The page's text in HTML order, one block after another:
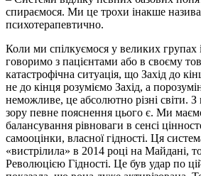
спираємося. Ми це трохи інакше
психотерапевтично.
Коли ми спілкуємося у великих групах
говоримо з пацієнтами або в своєму
катастрофічна ситуація, що Захід до
не до кінця розуміємо Захід, а
неможливе, це абсолютно різні світи. З
зору певне пояснення цього є. Ми
балансування рівноваги в сенсі
самооцінки, власної гідності. Ця
«вистрілила» в 2014 році на Майдані,
Революцією Гідності. Це був удар по